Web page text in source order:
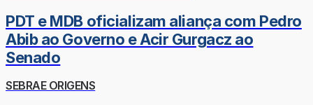
PDT e MDB oficializam aliança com Pedro
Abib ao Governo e Acir Gurgacz ao
Senado
SEBRAE ORIGENS